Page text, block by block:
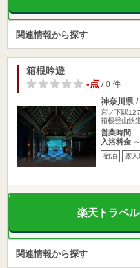
関連情報から探す
箱根吟遊
-点/ 0 件
神奈川県
宮ノ下駅
箱根登山鉄
営業時間
入浴料金 ～
宿泊 露天
楽天トラベ
関連情報から探す